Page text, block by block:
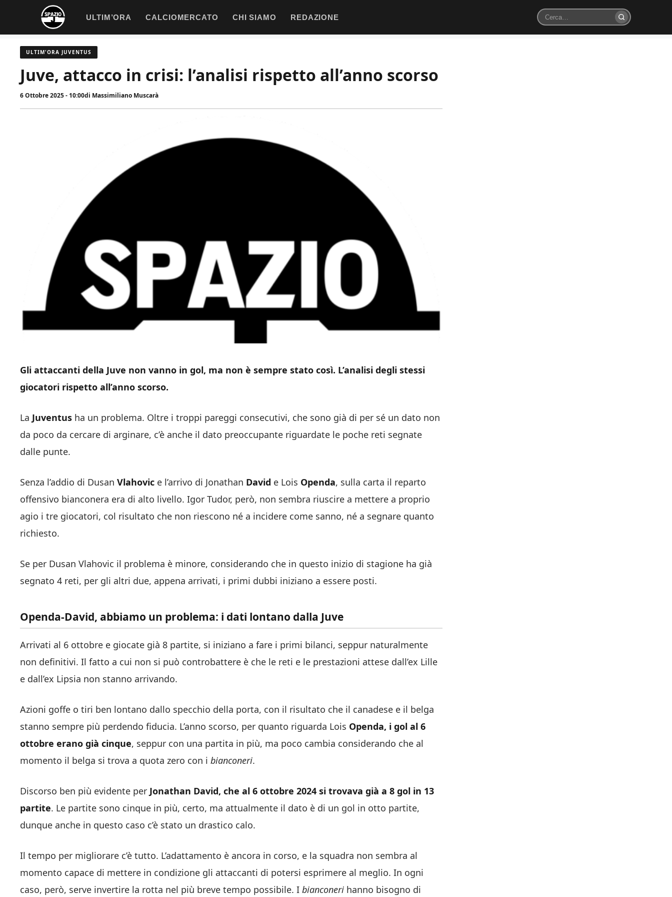
contenuto
ULTIM’ORA CALCIOMERCATO CHI SIAMO REDAZIONE
Cerca
ULTIM'ORA JUVENTUS
Juve, attacco in crisi: l’analisi rispetto all’anno scorso
6 Ottobre 2025 - 10:00di Massimiliano Muscarà
Gli attaccanti della Juve non vanno in gol, ma non è sempre stato così. L’analisi degli stessi
giocatori rispetto all’anno scorso.
La Juventus ha un problema. Oltre i troppi pareggi consecutivi, che sono già di per sé un dato non
da poco da cercare di arginare, c’è anche il dato preoccupante riguardate le poche reti segnate
dalle punte.
Senza l’addio di Dusan Vlahovic e l’arrivo di Jonathan David e Lois Openda, sulla carta il reparto
offensivo bianconera era di alto livello. Igor Tudor, però, non sembra riuscire a mettere a proprio
agio i tre giocatori, col risultato che non riescono né a incidere come sanno, né a segnare quanto
richiesto.
Se per Dusan Vlahovic il problema è minore, considerando che in questo inizio di stagione ha già
segnato 4 reti, per gli altri due, appena arrivati, i primi dubbi iniziano a essere posti.
Openda-David, abbiamo un problema: i dati lontano dalla Juve
Arrivati al 6 ottobre e giocate già 8 partite, si iniziano a fare i primi bilanci, seppur naturalmente
non definitivi. Il fatto a cui non si può controbattere è che le reti e le prestazioni attese dall’ex Lille
e dall’ex Lipsia non stanno arrivando.
Azioni goffe o tiri ben lontano dallo specchio della porta, con il risultato che il canadese e il belga
stanno sempre più perdendo fiducia. L’anno scorso, per quanto riguarda Lois Openda, i gol al 6
ottobre erano già cinque, seppur con una partita in più, ma poco cambia considerando che al
momento il belga si trova a quota zero con i bianconeri.
Discorso ben più evidente per Jonathan David, che al 6 ottobre 2024 si trovava già a 8 gol in 13
partite. Le partite sono cinque in più, certo, ma attualmente il dato è di un gol in otto partite,
dunque anche in questo caso c’è stato un drastico calo.
Il tempo per migliorare c’è tutto. L’adattamento è ancora in corso, e la squadra non sembra al
momento capace di mettere in condizione gli attaccanti di potersi esprimere al meglio. In ogni
caso, però, serve invertire la rotta nel più breve tempo possibile. I bianconeri hanno bisogno di